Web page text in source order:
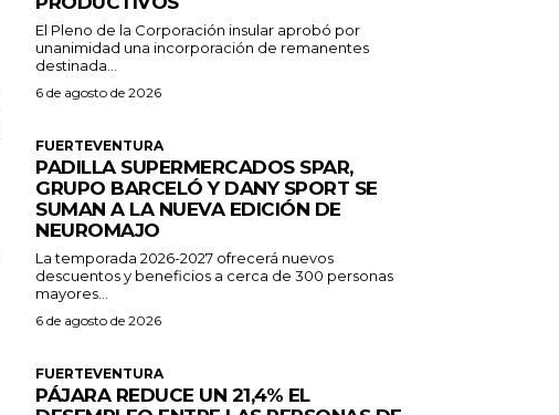
El Pleno de la Corporación insular aprobó por
unanimidad una incorporación de remanentes
destinada...
6 de agosto de 2026
FUERTEVENTURA
PADILLA SUPERMERCADOS SPAR,
GRUPO BARCELÓ Y DANY SPORT SE
SUMAN A LA NUEVA EDICIÓN DE
NEUROMAJO
La temporada 2026-2027 ofrecerá nuevos
descuentos y beneficios a cerca de 300 personas
mayores...
6 de agosto de 2026
FUERTEVENTURA
PÁJARA REDUCE UN 21,4% EL